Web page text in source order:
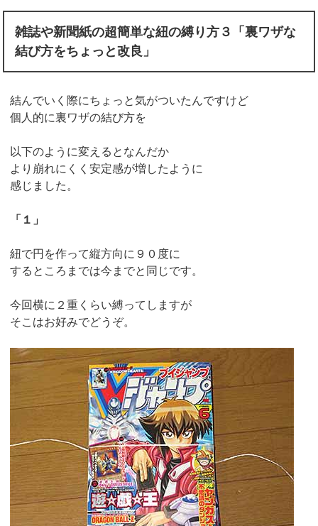
雑誌や新聞紙の超簡単な紐の縛り方３「裏ワザな
結び方をちょっと改良」
結んでいく際にちょっと気がついたんですけど
個人的に裏ワザの結び方を
以下のように変えるとなんだか
より崩れにくく安定感が増したように
感じました。
「１」
紐で円を作って縦方向に９０度に
するところまでは今までと同じです。
今回横に２重くらい縛ってしますが
そこはお好みでどうぞ。